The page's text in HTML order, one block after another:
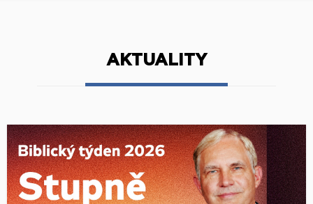
AKTUALITY